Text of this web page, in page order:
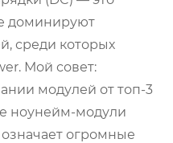
доминируют
среди которых
Мой совет:
модулей от топ-3
ноунейм-модули
огромные